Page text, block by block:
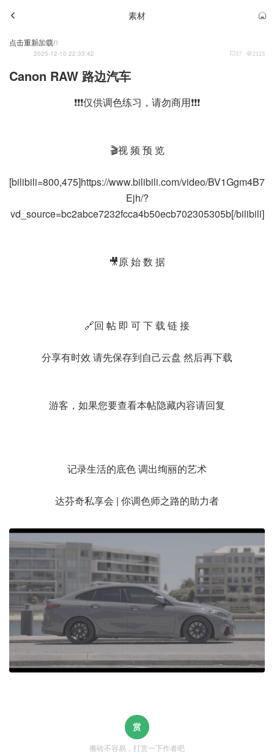
素材
点击重新加载
Admin
2025-12-10 22:33:42 37 2123
Canon RAW 路边汽车
❗❗❗仅供调色练习，请勿商用❗❗❗
🎬视 频 预 览
[bilibili=800,475]https://www.bilibili.com/video/BV1Ggm4B7
Ejh/?
vd_source=bc2abce7232fcca4b50ecb702305305b[/bilibili]
🎥原 始 数 据
🔗回 帖 即 可 下 载 链 接
分享有时效 请先保存到自己云盘 然后再下载
游客，如果您要查看本帖隐藏内容请回复
记录生活的底色 调出绚丽的艺术
达芬奇私享会 | 你调色师之路的助力者
搬砖不容易，打赏一下作者吧